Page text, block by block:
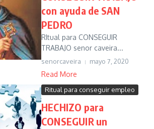
con ayuda de SAN
PEDRO
RItual para CONSEGUIR
TRABAJO senor caveira...
senorcaveira mayo 7, 2020
Read More
Ritual para conseguir empleo
HECHIZO para
CONSEGUIR un